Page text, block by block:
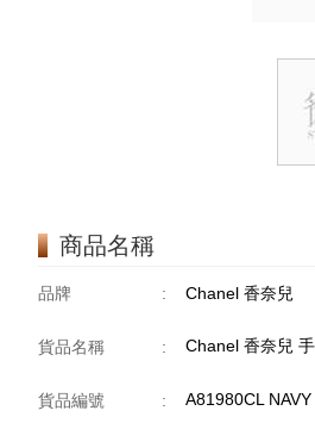
商品名稱
品牌 : Chanel 香奈兒
貨品名稱 : Chanel 香奈兒
貨品編號 : A81980CL